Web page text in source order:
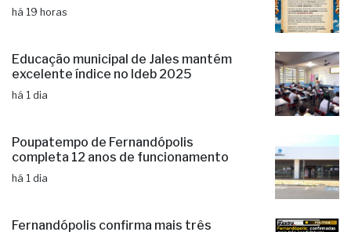
há 19 horas
Educação municipal de Jales mantém
excelente índice no Ideb 2025
há 1 dia
Poupatempo de Fernandópolis
completa 12 anos de funcionamento
há 1 dia
Fernandópolis confirma mais três